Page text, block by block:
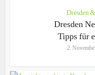
Dresden
Dresden
Tipps für
2.